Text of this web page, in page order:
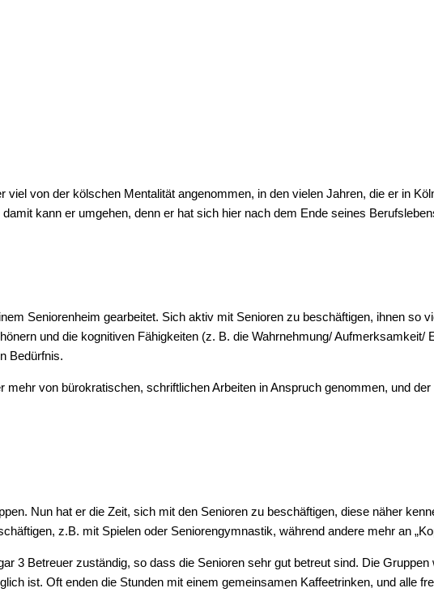
viel von der köl­schen Men­ta­li­tät ange­nom­men, in den vie­len Jah­ren, die er in
kann er umge­hen, denn er hat sich hier nach dem Ende sei­nes
Senio­ren­heim gear­bei­tet. Sich aktiv mit Senio­ren zu beschäf­ti­gen, ihnen so
und die kogni­ti­ven Fähig­kei­ten (z. B. die Wahrnehmung/
Bedürfnis.
mehr von büro­kra­ti­schen, schrift­li­chen Arbei­ten in Anspruch genom­men, und
Nun hat er die Zeit, sich mit den Senio­ren zu beschäf­ti­gen, die­se näher
z.B. mit Spie­len oder Senio­ren­gym­nas­tik, wäh­rend ande­re mehr an
3 Betreu­er zustän­dig, so dass die Senio­ren sehr gut betreut sind. Die
ist. Oft enden die Stun­den mit einem gemein­sa­men Kaf­fee­trin­ken, und alle